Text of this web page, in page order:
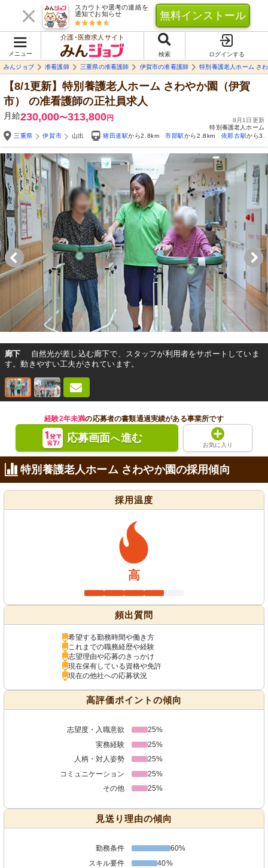
スカウトや選考の連絡を
通知でお知らせ
無料インストール
メニュー
介護･医療求人サイト
検索
ログインする
みんジョブ
准看護師 三重県の准看護師 伊賀市の准看護師 特別養護老人ホーム さ
【8/1更新】特別養護老人ホーム さわやか園（伊賀
市）
の准看護師の正社員求人
月給230,000〜313,800円
8月1日更新
特別養護老人ホーム
三重県
伊賀市 山出 猪田道駅から2.8km 市部駅から2.8km 依那古駅から
廊下
自然光が差し込む廊下で、スタッフが利用者をサポートしていま
す。動きやすい工夫がされています。
経験2年未満の応募者の書類通過実績がある事業所です
応募画面へ進む
お気に入り
特別養護老人ホーム さわやか園の採用傾向
採用温度
高
頻出質問
希望する勤務時間や働き方
これまでの職務経歴や経験
志望理由や応募のきっかけ
現在保有している資格や免許
現在の他社への応募状況
高評価ポイントの傾向
志望度・入職意欲
25%
実務経験
25%
人柄・対人姿勢
25%
コミュニケーション
25%
その他
25%
見送り理由の傾向
勤務条件
60%
スキル要件
40%